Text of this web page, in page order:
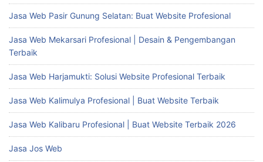
Jasa Web Pasir Gunung Selatan: Buat Website Profesional
Jasa Web Mekarsari Profesional | Desain & Pengembangan
Terbaik
Jasa Web Harjamukti: Solusi Website Profesional Terbaik
Jasa Web Kalimulya Profesional | Buat Website Terbaik
Jasa Web Kalibaru Profesional | Buat Website Terbaik 2026
Jasa Jos Web